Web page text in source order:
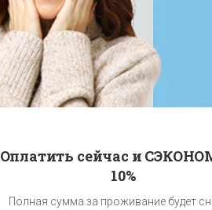
Оплатить сейчас и
10%
Полная сумма за проживание будет